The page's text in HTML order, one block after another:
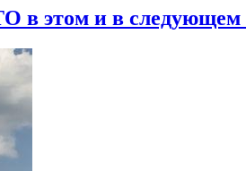
в этом и в следующем